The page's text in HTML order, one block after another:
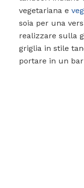
vegetariana e
soia per una
realizzare sulla
griglia in stile
portare in un